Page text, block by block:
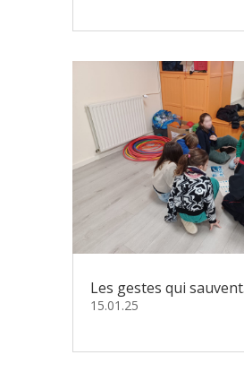
Les gestes qui
15.01.25